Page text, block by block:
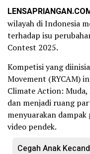
wilayah di Indonesia
terhadap isu
Contest 2025.
Kompetisi yang
Movement (RYCAM)
Climate Action:
dan menjadi ruang
menyuarakan
video pendek.
Cegah Anak